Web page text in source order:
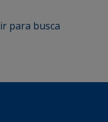
ir para busca